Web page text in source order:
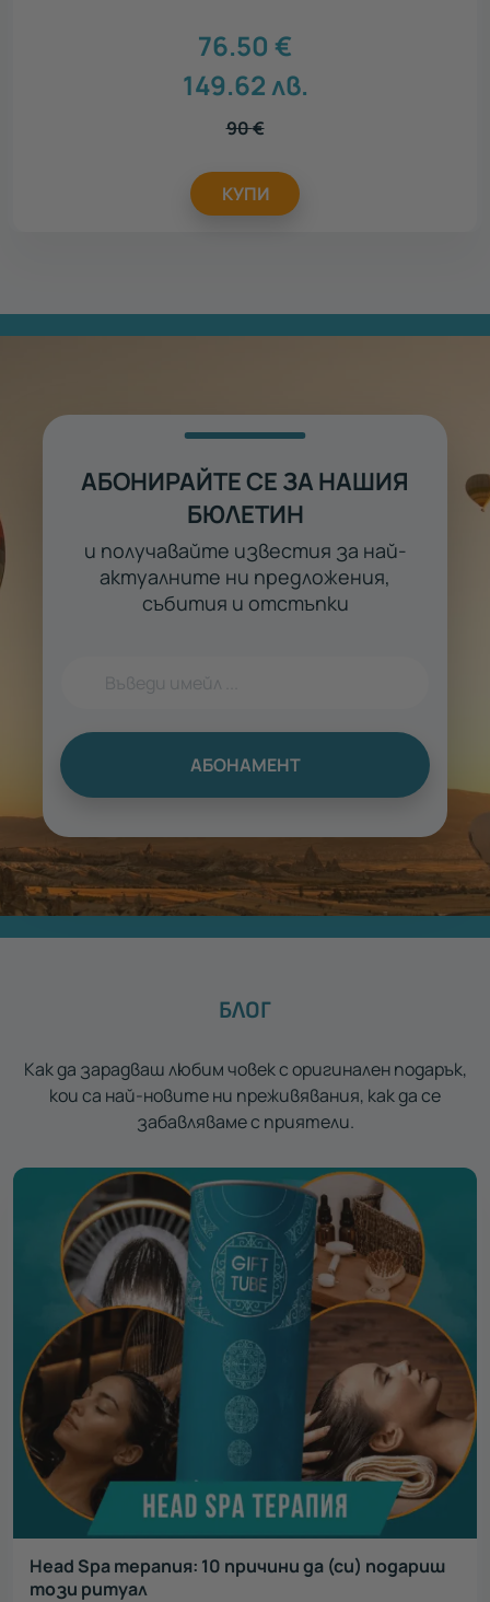
76.50 €
149.62 лв.
90€
КУПИ
АБОНИРАЙТЕ СЕ ЗА НАШИЯ
БЮЛЕТИН
и получавайте известия за най-
актуалните ни предложения,
събития и отстъпки
АБОНАМЕНТ
БЛОГ
Как да зарадваш любим човек с оригинален подарък,
кои са най-новите ни преживявания, как да се
забавляваме с приятели.
Head Spa терапия: 10 причини да (си) подариш
този ритуал